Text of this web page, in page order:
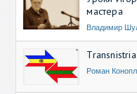
мастера
Владимир
Роман